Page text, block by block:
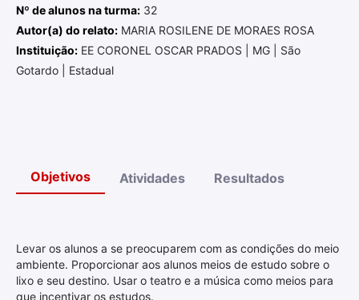
Nº de alunos na turma: 32
Autor(a) do relato: MARIA ROSILENE DE MORAES ROSA
Instituição: EE CORONEL OSCAR PRADOS | MG | São
Gotardo | Estadual
Objetivos Atividades Resultados
Levar os alunos a se preocuparem com as condições do meio
ambiente. Proporcionar aos alunos meios de estudo sobre o
lixo e seu destino. Usar o teatro e a música como meios para
que incentivar os estudos.